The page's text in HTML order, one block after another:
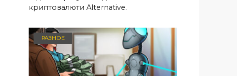
криптовалюти Alternative.
РАЗНОЕ